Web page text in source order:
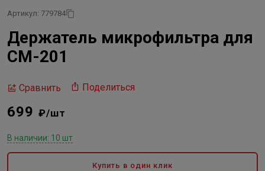
Артикул: 779784
Держатель микрофильтра для
СМ-201
Сравнить Поделиться
699 ₽/шт
В наличии: 10 шт
Купить в один клик